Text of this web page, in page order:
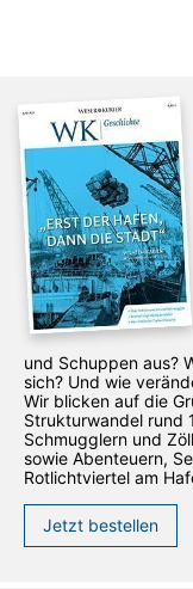
und Schuppen aus?
sich? Und wie
Wir blicken auf die
Strukturwandel rund
Schmugglern und
sowie Abenteuern,
Rotlichtviertel am
Jetzt bestellen